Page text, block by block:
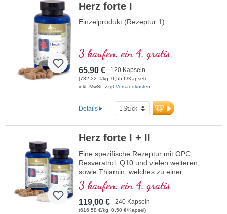
Herz forte I
Einzelprodukt (Rezeptur 1)
3 kaufen, ein 4. gratis
65,90 € 120 Kapseln
(732,22 €/kg, 0,55 €/Kapsel)
inkl. MwSt. zzgl Versandkosten
Details
Herz forte I + II
Eine spezifische Rezeptur mit OPC,
Resveratrol, Q10 und vielen weiteren,
sowie Thiamin, welches zu einer
normalen Herzfunktion beiträgt. (Rezeptur
1 und Rezeptur 2)
3 kaufen, ein 4. gratis
119,00 € 240 Kapseln
(616,58 €/kg, 0,50 €/Kapsel)